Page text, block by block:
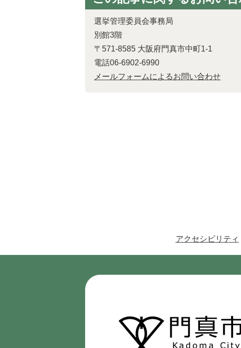
選挙管理委員会事務局
別館3階
〒571-8585 大阪府門真市中町1-1
電話06-6902-6990
メールフォームによるお問い合わせ
アクセシビリティ
門